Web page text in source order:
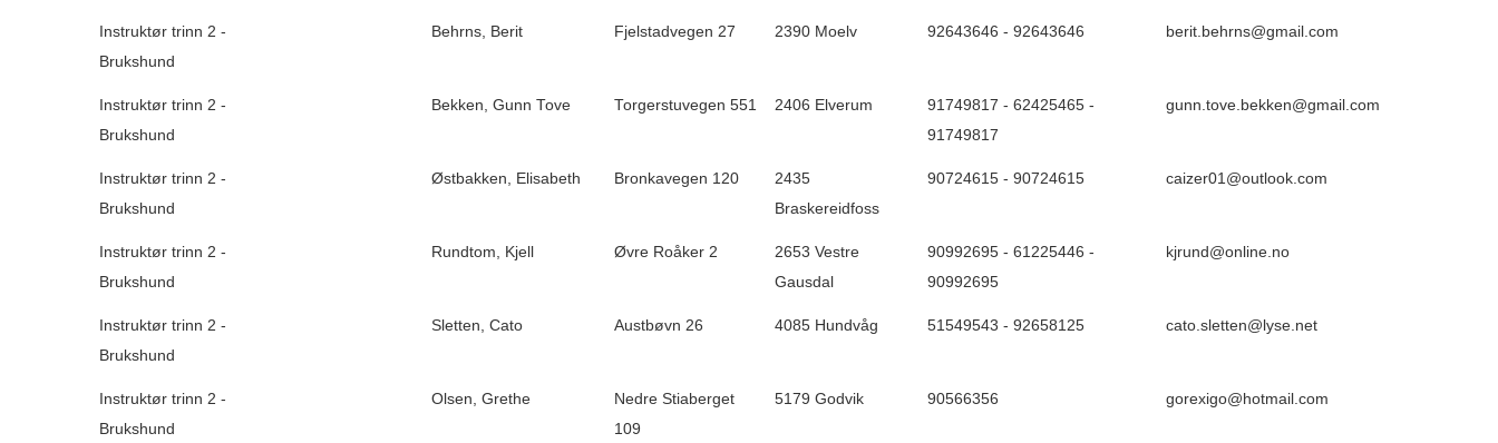
Instruktør trinn 2 -
Brukshund
Behrns, Berit Fjelstadvegen 27 2390 Moelv 92643646 - 92643646 berit.behrns@gmail.com
Instruktør trinn 2 -
Brukshund
Bekken, Gunn Tove Torgerstuvegen 551 2406 Elverum
91749817 - 62425465 -
91749817
gunn.tove.bekken@gmail.com
Instruktør trinn 2 -
Brukshund
Østbakken, Elisabeth Bronkavegen 120
2435
Braskereidfoss
90724615 - 90724615 caizer01@outlook.com
Instruktør trinn 2 -
Brukshund
Rundtom, Kjell Øvre Roåker 2
2653 Vestre
Gausdal
90992695 - 61225446 -
90992695
kjrund@online.no
Instruktør trinn 2 -
Brukshund
Sletten, Cato Austbøvn 26 4085 Hundvåg 51549543 - 92658125 cato.sletten@lyse.net
Instruktør trinn 2 -
Brukshund
Olsen, Grethe
Nedre Stiaberget
109
5179 Godvik 90566356 gorexigo@hotmail.com